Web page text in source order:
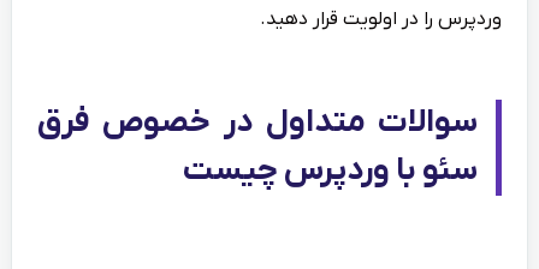
وردپرس را در اولویت قرار دهید.
سوالات متداول در خصوص فرق
سئو با وردپرس چیست